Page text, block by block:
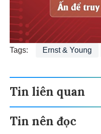
Tags: Ernst & Young
Tin liên quan
Tin nên đọc